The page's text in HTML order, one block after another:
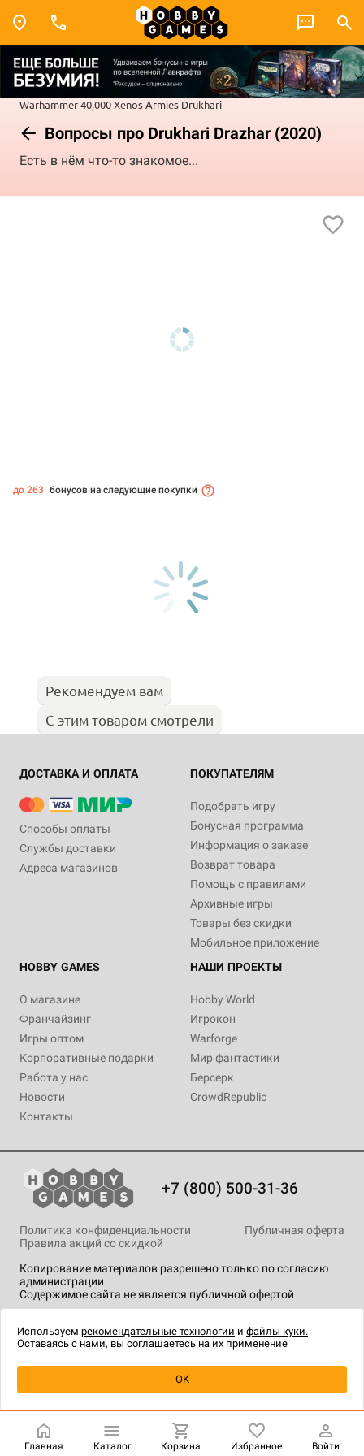
Warhammer 40,000Xenos Armies Drukhari
Вопросы про Drukhari Drazhar (2020)
Есть в нём что-то знакомое...
Уведомить о наличии
до 263 бонусов на следующие покупки
Рекомендуем вам
С этим товаром смотрели
ДОСТАВКА И ОПЛАТА
Способы оплаты
Службы доставки
Адреса магазинов
ПОКУПАТЕЛЯМ
Подобрать игру
Бонусная программа
Информация о заказе
Возврат товара
Помощь с правилами
Архивные игры
Товары без скидки
Мобильное приложение
HOBBY GAMES
О магазине
Франчайзинг
Игры оптом
Корпоративные подарки
Работа у нас
Новости
Контакты
НАШИ ПРОЕКТЫ
Hobby World
Игрокон
Warforge
Мир фантастики
Берсерк
CrowdRepublic
+7 (800) 500-31-36
Копирование материалов разрешено только по согласию
администрации
Содержимое сайта не является публичной офертой
Политика конфиденциальности
Публичная оферта
Правила акций со скидкой
технологии.
Главная Каталог Корзина Избранное Войти
Используем рекомендательные технологии и файлы куки.
Оставаясь с нами, вы соглашаетесь на их применение
OK